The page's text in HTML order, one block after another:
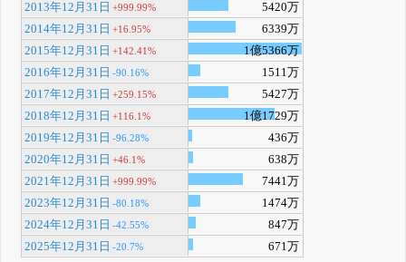
2013年12月31日 +999.99%
5420万
2014年12月31日 +16.95%
6339万
2015年12月31日 +142.41%
1億5366万
2016年12月31日 -90.16%
1511万
2017年12月31日 +259.15%
5427万
2018年12月31日 +116.1%
1億1729万
2019年12月31日 -96.28%
436万
2020年12月31日 +46.1%
638万
2021年12月31日 +999.99%
7441万
2023年12月31日 -80.18%
1474万
2024年12月31日 -42.55%
847万
2025年12月31日 -20.7% 671万